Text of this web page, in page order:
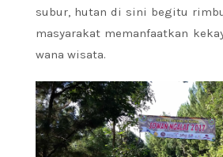
subur, hutan di sini begitu
masyarakat memanfaatkan
wana wisata.